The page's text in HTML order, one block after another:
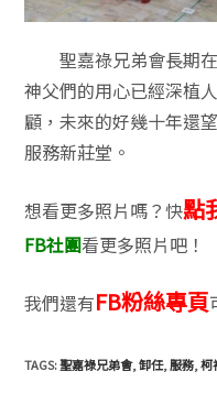
聖嘉祿兄弟會長期在
神父們的用心已經深植
顧，未來的好幾十年還
服務新莊堂。
想看更多照片嗎？快點
FB社團看更多照片吧！
我們還有FB粉絲專頁
TAGS:聖嘉祿兄弟會, 卸任, 服務, 柯